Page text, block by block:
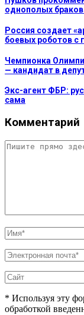
однополых
Россия создает
боевых роботов с
Чемпионка
— кандидат в
Экс-агент ФБР:
сама
Комментарий
* Используя эту
обработкой